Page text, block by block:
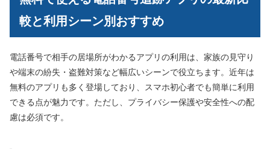
較と利用シーン別おすすめ
電話番号で相手の居場所がわかるアプリの利用は、家族の見守り
や端末の紛失・盗難対策など幅広いシーンで役立ちます。近年は
無料のアプリも多く登場しており、スマホ初心者でも簡単に利用
できる点が魅力です。ただし、プライバシー保護や安全性への配
慮は必須です。